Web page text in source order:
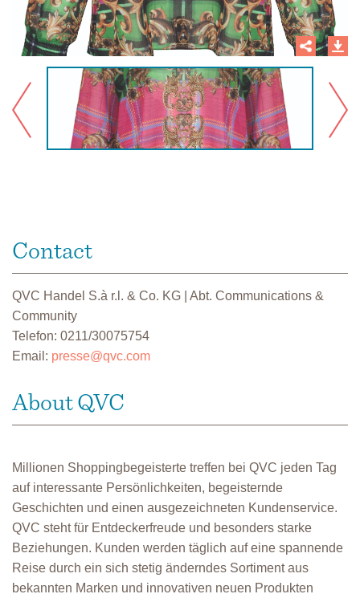
Contact
QVC Handel S.à r.l. & Co. KG | Abt. Communications &
Community
Telefon: 0211/30075754
Email: presse@qvc.com
About QVC
Millionen Shoppingbegeisterte treffen bei QVC jeden Tag
auf interessante Persönlichkeiten, begeisternde
Geschichten und einen ausgezeichneten Kundenservice.
QVC steht für Entdeckerfreude und besonders starke
Beziehungen. Kunden werden täglich auf eine spannende
Reise durch ein sich stetig änderndes Sortiment aus
bekannten Marken und innovativen neuen Produkten